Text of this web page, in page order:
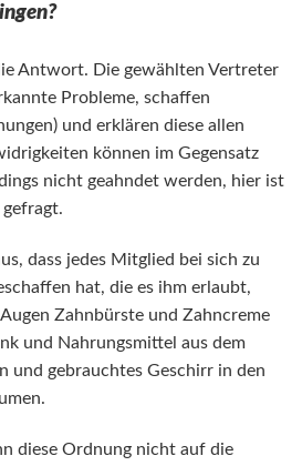
Antwort. Die gewählten Vertreter
Probleme, schaffen
und erklären diese allen
können im Gegensatz
nicht geahndet werden, hier ist
dass jedes Mitglied bei sich zu
hat, die es ihm erlaubt,
Zahnbürste und Zahncreme
und Nahrungsmittel aus dem
und gebrauchtes Geschirr in den
diese Ordnung nicht auf die